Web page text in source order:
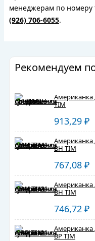
менеджерам по номеру
(926) 706-6055.
Рекомендуем
Американка
TIM
913,29 ₽
Американка
ВН TIM
767,08 ₽
Американка
ВН TIM
746,72 ₽
Американка
ВР TIM